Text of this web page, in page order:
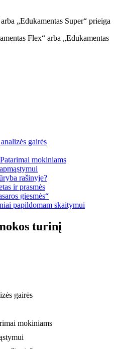
„Edukamentas Super“ prieiga
Flex“ arba „Edukamentas
gairės
mokiniams
rašinyje?
ir prasmės
giesmės“
papildomam skaitymui
turinį
gairės
mokiniams